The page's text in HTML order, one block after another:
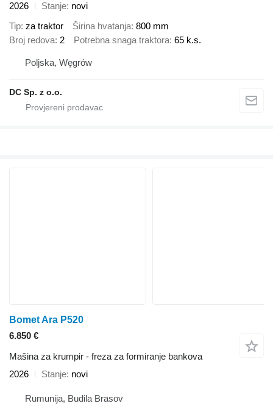
2026
Stanje novi
Tip za traktor Širina hvatanja 800 mm
Broj redova 2 Potrebna snaga traktora 65 k.s.
Poljska, Węgrów
DC Sp. z o.o.
Bomet Ara P520
6.850 €
Mašina za krumpir - freza za formiranje bankova
2026
Stanje novi
Rumunija, Budila Brasov